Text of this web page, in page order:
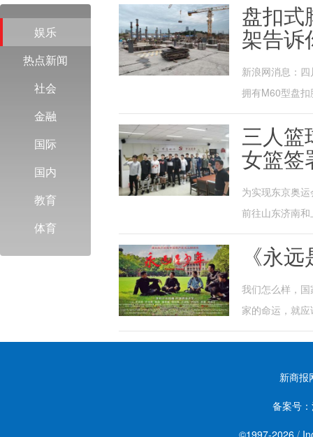
娱乐
热点新闻
社会
金融
国际
国内
教育
体育
盘扣式
架告诉
新浪网消息：
拥有M60型盘
三人篮
女篮签
为实现东京奥
前往山东济南
《永
我们怎么样，
家的命运，就
新商报
备案号：
©1997-2026 /